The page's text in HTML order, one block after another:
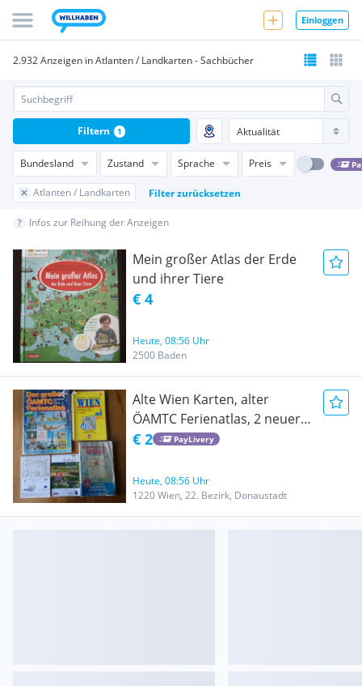
Einloggen
2.932 Anzeigen in Atlanten / Landkarten - Sachbücher
Bundesland Zustand Sprache Preis
Atlanten / Landkarten Filter zurücksetzen
Filtern 1
Infos zur Reihung der Anzeigen
Mein großer Atlas der Erde
und ihrer Tiere
€ 4
Heute, 08:56 Uhr
2500 Baden
Alte Wien Karten, alter
ÖAMTC Ferienatlas, 2 neuere
Radkarten Weinviertel West
€ 2 PayLivery
Heute, 08:56 Uhr
1220 Wien, 22. Bezirk, Donaustadt